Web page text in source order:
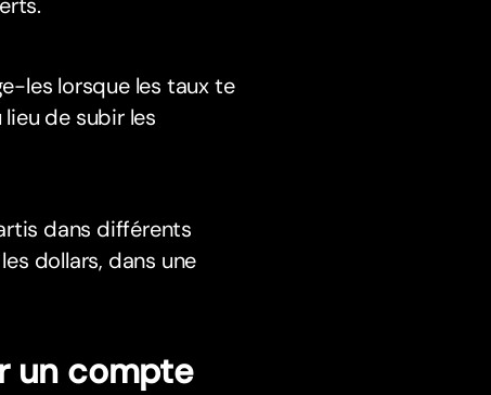
les lorsque les taux te
de subir les
dans différents
dollars, dans une
un compte